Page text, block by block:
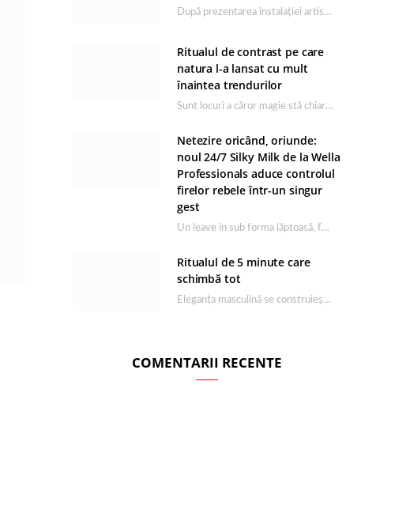
După prezentarea instalației artistice semnată de Catrinel Săbăciag în cadrul evenimentului de lansare HONOR Magic…
Ritualul de contrast pe care
natura l-a lansat cu mult
înaintea trendurilor
Sunt locuri a căror magie stă chiar în firea lor naturală, iar Lacul Ursu din…
Netezire oricând, oriunde:
noul 24/7 Silky Milk de la Wella
Professionals aduce controlul
firelor rebele într-un singur
gest
Un leave in sub forma lăptoasă, fără clătire care completează rutina Ultimate Smooth și transformă…
Ritualul de 5 minute care
schimbă tot
Eleganța masculină se construiește dimineața, în câteva minute și cu produsele potrivite. O rutină de…
COMENTARII RECENTE